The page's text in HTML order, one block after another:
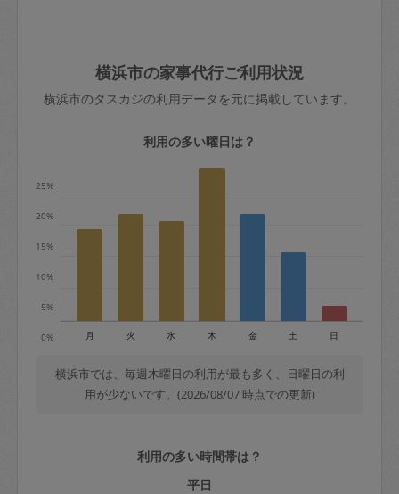
依頼者不在による当日キャンセル＝依頼
金額の100%＋交通費全額
※例：依頼日時／土曜日午前9時開始の場
50%
金曜日9時～土曜日8時まで＝依頼金額の
＋交通費全額
依頼者不在による当日キャンセル＝依頼
金額の100%＋交通費全額
定期契約をキャンセルする場合、毎週定
期は月2回まで隔週定期は月1回までキャ
きた場合は損害保険の対象外となるので
ご注意ください。
玉、など
あわせてこちらも参照ください：初めて
はありますか？
横浜市の家事代行ご利用状況
横浜市のタスカジの利用データを元に掲載しています。
利用の多い曜日は？
0%
5%
10%
15%
20%
25%
月 火 水 木 金 土 日
横浜市では、毎週木曜日の利用が最も多く、日曜日の利
用が少ないです。(2026/08/07 時点での更新)
利用の多い時間帯は？
平日